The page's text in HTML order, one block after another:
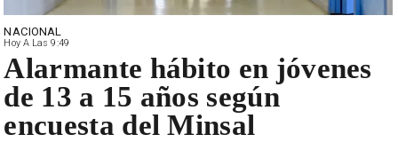
NACIONAL
Hoy A Las 9:49
Alarmante hábito en jóvenes
de 13 a 15 años según
encuesta del Minsal